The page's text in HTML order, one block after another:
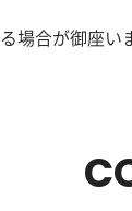
場合が御座い